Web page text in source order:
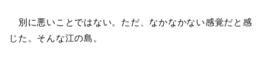
別に悪いことではない。ただ、なかなかない感覚だと感
じた。そんな江の島。